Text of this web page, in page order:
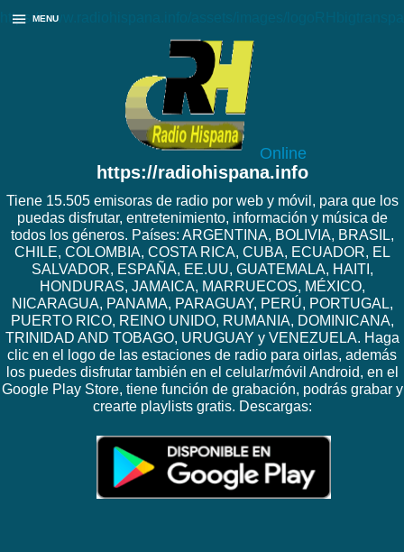
https://www.radiohispana.info/assets/images/
Online
https://radiohispana.info
Tiene 15.505 emisoras de radio por web y móvil, para que los
puedas disfrutar, entretenimiento, información y música de
todos los géneros. Países: ARGENTINA, BOLIVIA, BRASIL,
CHILE, COLOMBIA, COSTA RICA, CUBA, ECUADOR, EL
SALVADOR, ESPAÑA, EE.UU, GUATEMALA, HAITI,
HONDURAS, JAMAICA, MARRUECOS, MÉXICO,
NICARAGUA, PANAMA, PARAGUAY, PERÚ, PORTUGAL,
PUERTO RICO, REINO UNIDO, RUMANIA, DOMINICANA,
TRINIDAD AND TOBAGO, URUGUAY y VENEZUELA. Haga
clic en el logo de las estaciones de radio para oirlas, además
los puedes disfrutar también en el celular/móvil Android, en el
Google Play Store, tiene función de grabación, podrás grabar y
crearte playlists gratis. Descargas:
MENU